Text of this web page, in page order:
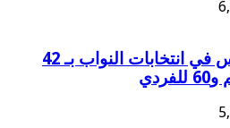
مدحت بركات ينافس في انتخابات النواب بـ 42